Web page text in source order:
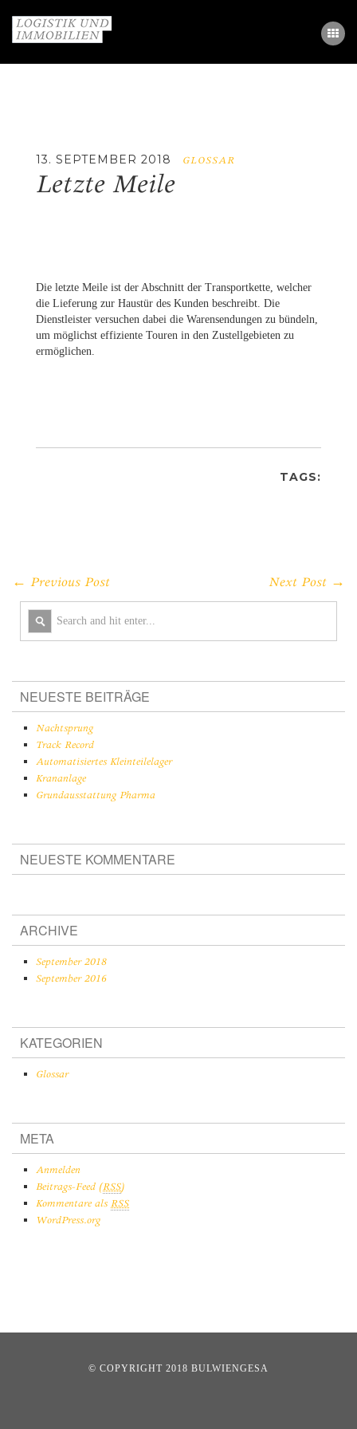
13. SEPTEMBER 2018 GLOSSAR
Letzte Meile
Die letzte Meile ist der Abschnitt der Transportkette, welcher
die Lieferung zur Haustür des Kunden beschreibt. Die
Dienstleister versuchen dabei die Warensendungen zu bündeln,
um möglichst effiziente Touren in den Zustellgebieten zu
ermöglichen.
TAGS:
← Previous Post Next Post →
NEUESTE BEITRÄGE
Nachtsprung
Track Record
Automatisiertes Kleinteilelager
Krananlage
Grundausstattung Pharma
NEUESTE KOMMENTARE
ARCHIVE
September 2018
September 2016
KATEGORIEN
Glossar
META
Anmelden
Beitrags-Feed (RSS)
Kommentare als RSS
WordPress.org
© COPYRIGHT 2018 BULWIENGESA